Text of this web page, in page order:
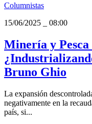
Columnistas
15/06/2025
08:00
Minería y Pesca
Bruno Ghio
La expansión
negativamente en la
país, si...